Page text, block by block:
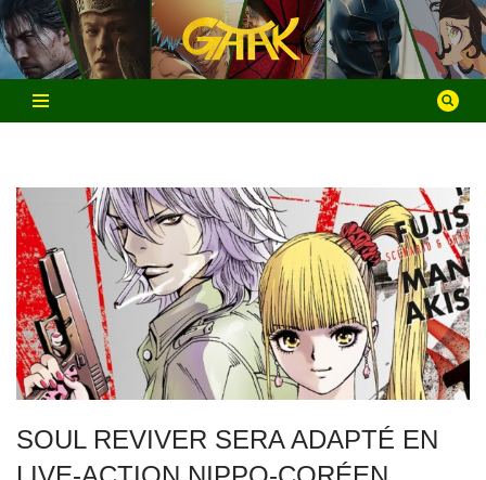
Aller
au
contenu
SOUL REVIVER SERA ADAPTÉ EN